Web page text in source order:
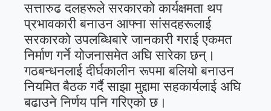
सत्तारुढ दलहरूले सरकारको कार्यक्षमता थप
प्रभावकारी बनाउन आफ्ना सांसदहरूलाई
सरकारको उपलब्धिबारे जानकारी गराई एकमत
निर्माण गर्ने योजनासमेत अघि सारेका छन्।
गठबन्धनलाई दीर्घकालीन रूपमा बलियो बनाउन
नियमित बैठक गर्दै साझा मुद्दामा सहकार्यलाई अघि
बढाउने निर्णय पनि गरिएको छ।